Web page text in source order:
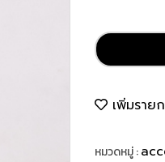
เพิ่มราย
หมวดหมู่ :